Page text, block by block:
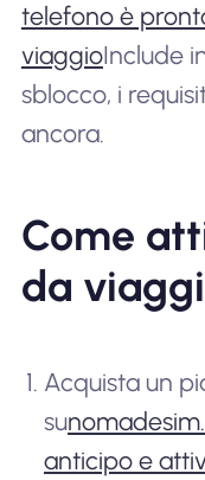
telefono è
viaggioInclude
sblocco, i
ancora.
Come
da
Acquista un
su
anticipo e